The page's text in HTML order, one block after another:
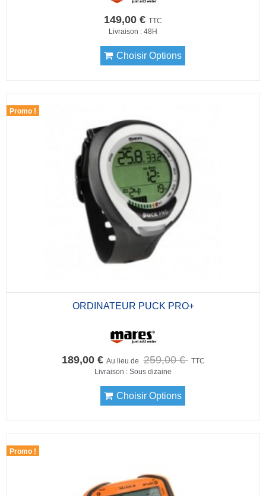
149,00 € TTC
Livraison : 48H
Choisir Options
Promo !
ORDINATEUR PUCK PRO+
189,00 € Au lieu de 259,00 € TTC
Livraison : Sous dizaine
Choisir Options
Promo !